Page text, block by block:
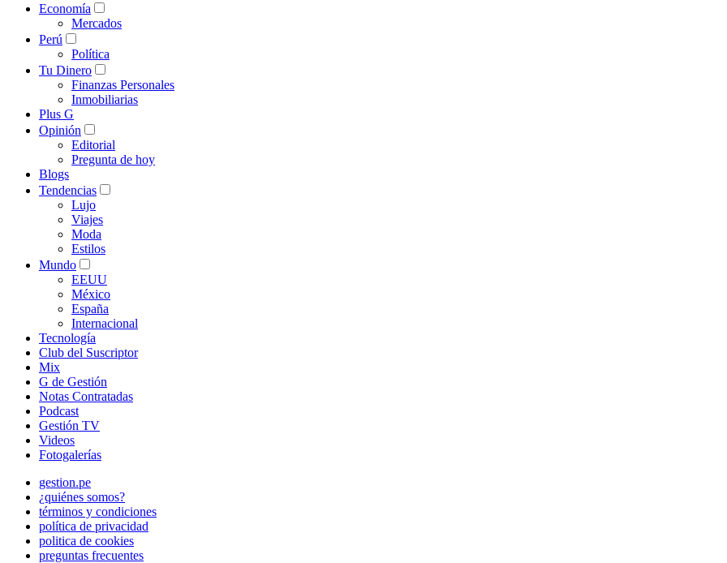
Economía
Mercados
Perú
Política
Tu Dinero
Finanzas Personales
Inmobiliarias
Plus G
Opinión
Editorial
Pregunta de hoy
Blogs
Tendencias
Lujo
Viajes
Moda
Estilos
Mundo
EEUU
México
España
Internacional
Tecnología
Club del Suscriptor
Mix
G de Gestión
Notas Contratadas
Podcast
Gestión TV
Videos
Fotogalerías
gestion.pe
¿quiénes somos?
términos y condiciones
política de privacidad
politica de cookies
preguntas frecuentes